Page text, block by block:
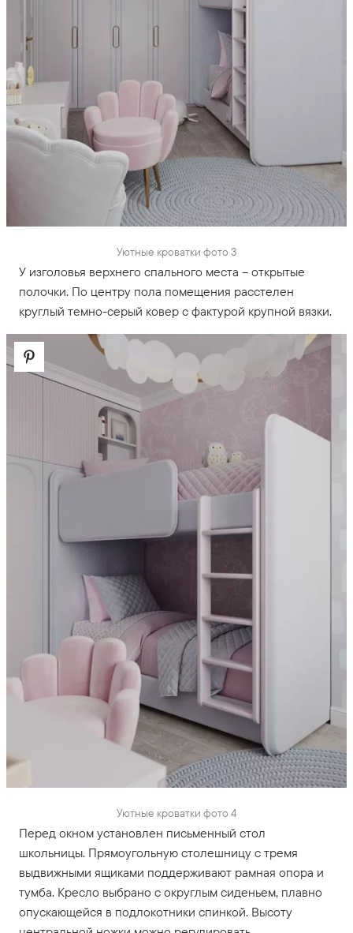
Уютные кроватки фото 3
У изголовья верхнего спального места – открытые
полочки. По центру пола помещения расстелен
круглый темно-серый ковер с фактурой крупной вязки.
Уютные кроватки фото 4
Перед окном установлен письменный стол
школьницы. Прямоугольную столешницу с тремя
выдвижными ящиками поддерживают рамная опора и
тумба. Кресло выбрано с округлым сиденьем, плавно
опускающейся в подлокотники спинкой. Высоту